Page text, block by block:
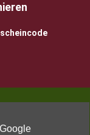
vorbehalten |